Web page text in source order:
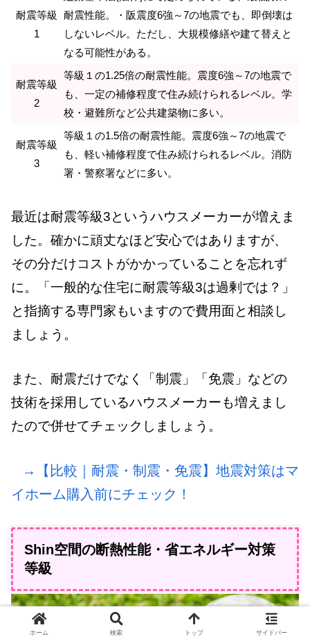
耐震等級
1
耐震性能。・阪震度6強～7の地震でも、即倒壊は
しないレベル。ただし、大規模修繕や建て替えと
なる可能性がある。
耐震等級
2
等級１の1.25倍の耐震性能。震度6強～7の地震で
も、一定の補修程度で住み続けられるレベル。学
校・避難所など公共建築物に多い。
耐震等級
3
等級１の1.5倍の耐震性能。震度6強～7の地震で
も、軽い補修程度で住み続けられるレベル。消防
署・警察署などに多い。
最近は耐震等級3というハウスメーカーが増えま
した。確かに頑丈なほど安心ではありますが、
その分だけコストがかかっていることを忘れず
に。「一般的な住宅に耐震等級3は過剰では？」
と指摘する専門家もいますので費用面と相談し
ましょう。
また、耐震だけでなく「制震」「免震」などの
技術を採用しているハウスメーカーも増えまし
たので併せてチェックしましょう。
→【比較｜耐震・制震・免震】地震対策はマ
イホーム購入前にチェック！
Shin空間の断熱性能・省エネルギー対策
等級
ホーム 検索 トップ サイドバー